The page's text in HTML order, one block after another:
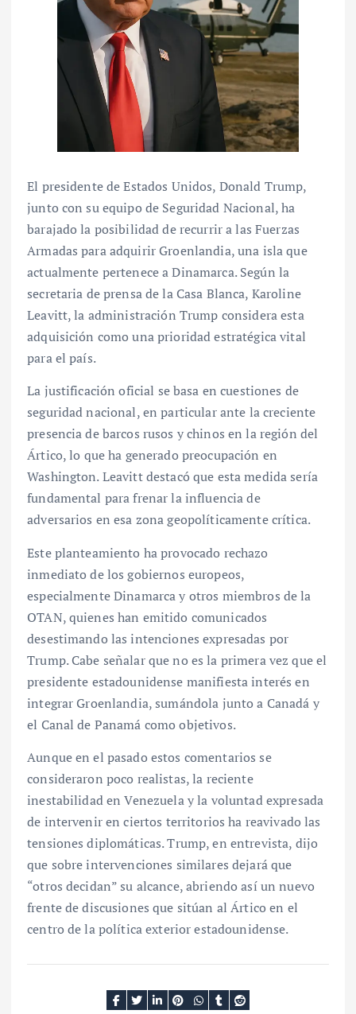
El presidente de Estados Unidos, Donald Trump,
junto con su equipo de Seguridad Nacional, ha
barajado la posibilidad de recurrir a las Fuerzas
Armadas para adquirir Groenlandia, una isla que
actualmente pertenece a Dinamarca. Según la
secretaria de prensa de la Casa Blanca, Karoline
Leavitt, la administración Trump considera esta
adquisición como una prioridad estratégica vital
para el país.
La justificación oficial se basa en cuestiones de
seguridad nacional, en particular ante la creciente
presencia de barcos rusos y chinos en la región del
Ártico, lo que ha generado preocupación en
Washington. Leavitt destacó que esta medida sería
fundamental para frenar la influencia de
adversarios en esa zona geopolíticamente crítica.
Este planteamiento ha provocado rechazo
inmediato de los gobiernos europeos,
especialmente Dinamarca y otros miembros de la
OTAN, quienes han emitido comunicados
desestimando las intenciones expresadas por
Trump. Cabe señalar que no es la primera vez que el
presidente estadounidense manifiesta interés en
integrar Groenlandia, sumándola junto a Canadá y
el Canal de Panamá como objetivos.
Aunque en el pasado estos comentarios se
consideraron poco realistas, la reciente
inestabilidad en Venezuela y la voluntad expresada
de intervenir en ciertos territorios ha reavivado las
tensiones diplomáticas. Trump, en entrevista, dijo
que sobre intervenciones similares dejará que
“otros decidan” su alcance, abriendo así un nuevo
frente de discusiones que sitúan al Ártico en el
centro de la política exterior estadounidense.